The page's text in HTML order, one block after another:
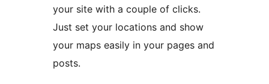
your site with a couple of clicks.
Just set your locations and show
your maps easily in your pages and
posts.